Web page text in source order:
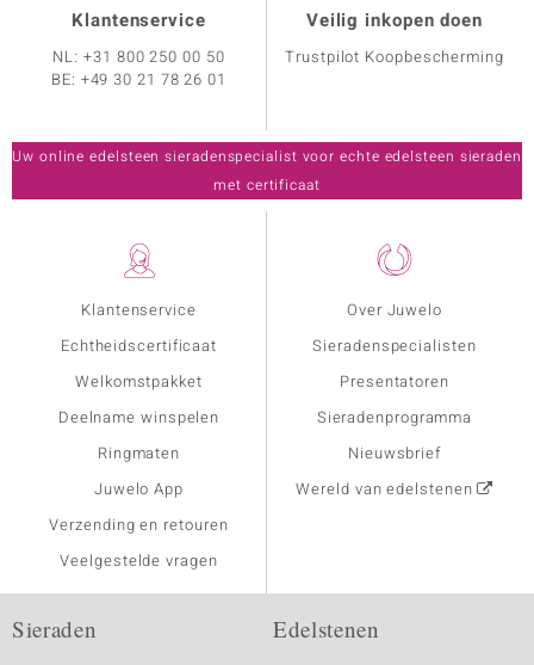
Klantenservice
Echtheidscertificaat
Welkomstpakket
Deelname winspelen
Ringmaten
Juwelo App
Verzending en retouren
Veelgestelde vragen
Over Juwelo
Sieradenspecialisten
Presentatoren
Sieradenprogramma
Nieuwsbrief
Wereld van edelstenen
Klantenservice
NL:+31 800 250 00 50
BE: +49 30 21 78 26 01
Veilig inkopen doen
Trustpilot Koopbescherming
Uw online edelsteen sieradenspecialist voor echte edelsteen sieraden
met certificaat
Sieraden Edelstenen